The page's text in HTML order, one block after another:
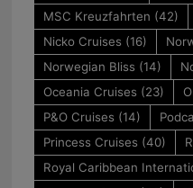
MSC Kreuzfahrten (42)
Nicko Cruises (16)
Norwegian Bliss (14)
Oceania Cruises (23)
P&O Cruises (14)
Princess Cruises (40)
Royal Caribbean